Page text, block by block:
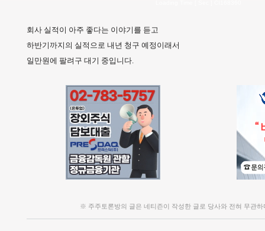
회사 실적이 아주 좋다는 이야기를 듣고
하반기까지의 실적으로 내년 청구 예정이래서
일만원에 팔려구 대기 중입니다.
※ 주주토론방의 글은 네티즌이 작성한 글로 당사와 전혀 무관